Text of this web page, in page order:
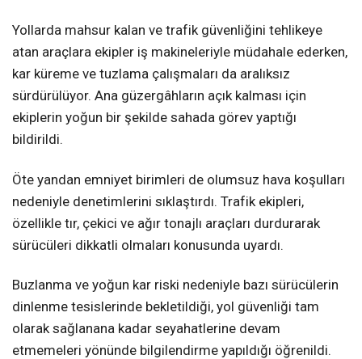
Yollarda mahsur kalan ve trafik güvenliğini tehlikeye
atan araçlara ekipler iş makineleriyle müdahale ederken,
kar küreme ve tuzlama çalışmaları da aralıksız
sürdürülüyor. Ana güzergâhların açık kalması için
ekiplerin yoğun bir şekilde sahada görev yaptığı
bildirildi.
Öte yandan emniyet birimleri de olumsuz hava koşulları
nedeniyle denetimlerini sıklaştırdı. Trafik ekipleri,
özellikle tır, çekici ve ağır tonajlı araçları durdurarak
sürücüleri dikkatli olmaları konusunda uyardı.
Buzlanma ve yoğun kar riski nedeniyle bazı sürücülerin
dinlenme tesislerinde bekletildiği, yol güvenliği tam
olarak sağlanana kadar seyahatlerine devam
etmemeleri yönünde bilgilendirme yapıldığı öğrenildi.